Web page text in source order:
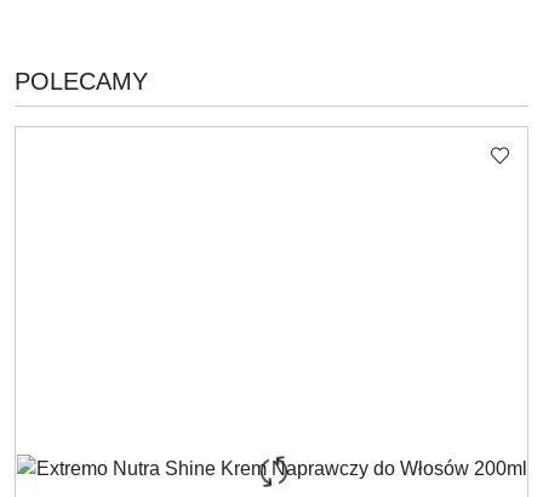
Pomiń karuzelę produktów
PRODUKTY
O
POLECAMY